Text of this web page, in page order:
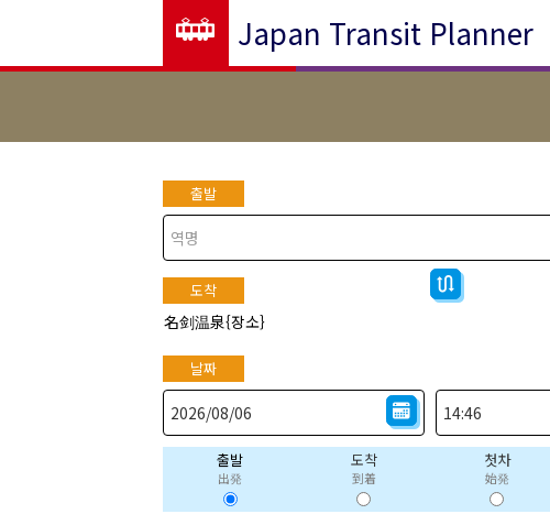
Japan Transit Planner
출발
도착
名剑温泉{장소}
날짜
출발
出発
도착
到着
첫차
始発